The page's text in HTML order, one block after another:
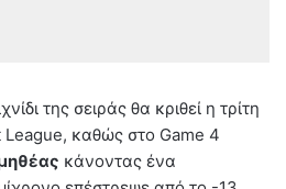
της σειράς θα κριθεί η τρίτη
League, καθώς στο Game 4
κάνοντας ένα